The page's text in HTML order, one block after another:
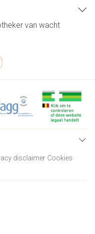
van wacht
disclaimer Cookies